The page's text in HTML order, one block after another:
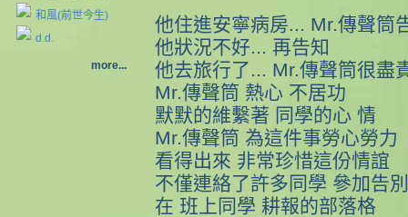
和風(前世今生)
d.d.
more...
他住進安寧病房... Mr.傳聲筒
他狀況不好... 再告知
他去旅行了... Mr.傳聲筒很盡
Mr.傳聲筒 熱心 不居功
默默的維繫著 同學的心 情
Mr.傳聲筒 為這件事勞心勞力
看得出來 非常珍惜這份情誼
不僅連絡了許多同學 參加告
在 班上同學 耕報的部落格